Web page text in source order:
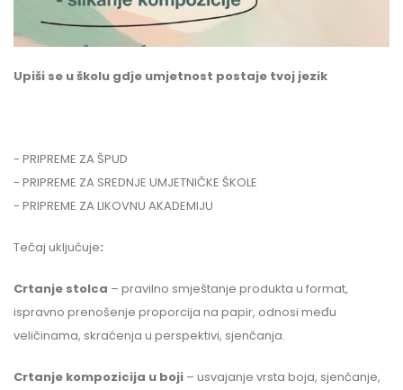
Upiši se u školu gdje umjetnost postaje tvoj jezik
- PRIPREME ZA ŠPUD
- PRIPREME ZA SREDNJE UMJETNIČKE ŠKOLE
- PRIPREME ZA LIKOVNU AKADEMIJU
Tečaj uključuje:
Crtanje stolca – pravilno smještanje produkta u format,
ispravno prenošenje proporcija na papir, odnosi među
veličinama, skraćenja u perspektivi, sjenčanja.
Crtanje kompozicija u boji – usvajanje vrsta boja, sjenčanje,